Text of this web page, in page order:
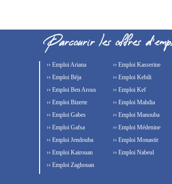
›› Emploi Ariana
›› Emploi Béja
›› Emploi Ben Arous
›› Emploi Bizerte
›› Emploi Gabes
›› Emploi Gafsa
›› Emploi Jendouba
›› Emploi Kairouan
›› Emploi Kasserine
›› Emploi Kebili
›› Emploi Kef
›› Emploi Mahdia
›› Emploi Manouba
›› Emploi Médenine
›› Emploi Monastir
›› Emploi Nabeul
›› Emploi Zaghouan